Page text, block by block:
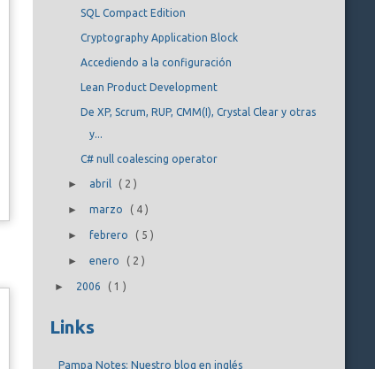
SQL Compact Edition
Cryptography Application Block
Accediendo a la configuración
Lean Product Development
De XP, Scrum, RUP, CMM(I), Crystal Clear y otras
y...
C# null coalescing operator
► abril ( 2 )
► marzo ( 4 )
► febrero ( 5 )
► enero ( 2 )
► 2006 ( 1)
Links
Pampa Notes: Nuestro blog en inglés